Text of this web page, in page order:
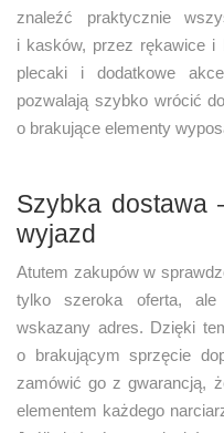
znaleźć praktycznie
i kasków, przez rękawice i
plecaki i dodatkowe
pozwalają szybko wrócić
o brakujące elementy
Szybka dostawa
wyjazd
Atutem zakupów w
tylko szeroka oferta, ale
wskazany adres. Dzięki
o brakującym sprzęcie
zamówić go z gwarancją,
elementem każdego